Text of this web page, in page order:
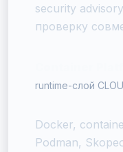
security
проверку
runtime-слой
Docker,
Podman,